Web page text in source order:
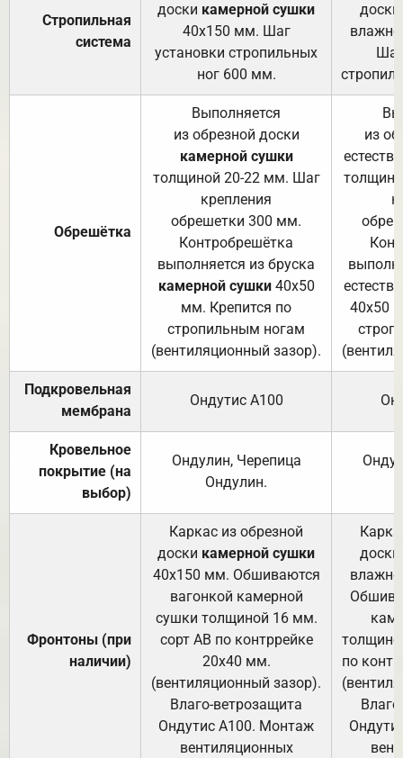
Стропильная
система
доски камерной сушки
40х150 мм. Шаг
установки стропильных
ног 600 мм.
доски
Обрешётка
Выполняется
из обрезной доски
камерной сушки
толщиной 20-22 мм. Шаг
крепления
обрешетки 300 мм.
Контробрешётка
выполняется из бруска
камерной сушки40х50
мм. Крепится по
стропильным ногам
(вентиляционный зазор).
из
40х50
Подкровельная
мембрана
Ондутис А100
Кровельное
покрытие (на
выбор)
Ондулин, Черепица
Ондулин.
Фронтоны (при
наличии)
Каркас из обрезной
доски камерной сушки
40х150 мм. Обшиваются
вагонкой камерной
сушки толщиной 16 мм.
сорт АВ по контррейке
20х40 мм.
(вентиляционный зазор).
Влаго-ветрозащита
Ондутис А100. Монтаж
вентиляционных
доски
по